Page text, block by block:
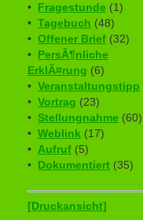
• Fragestunde (1)
• Tagebuch (48)
• Offener Brief (32)
• PersÃ¶nliche
ErklÃ¤rung (6)
• Veranstaltungstipp
• Vortrag (23)
• Stellungnahme (60)
• Weblink (17)
• Aufruf (5)
• Dokumentiert (35)
[Druckansicht]